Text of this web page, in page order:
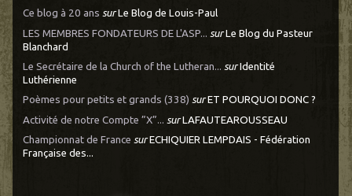
Ce blog à 20 ans surLe Blog de Louis-Paul
LES MEMBRES FONDATEURS DE L'ASP... surLe Blog du Pasteur
Blanchard
Le Secrétaire de la Church of the Lutheran... surIdentité
Luthérienne
Poèmes pour petits et grands (338) surET POURQUOI DONC ?
Activité de notre Compte ”X”... surLAFAUTEAROUSSEAU
Championnat de France surECHIQUIER LEMPDAIS - Fédération
Française des...